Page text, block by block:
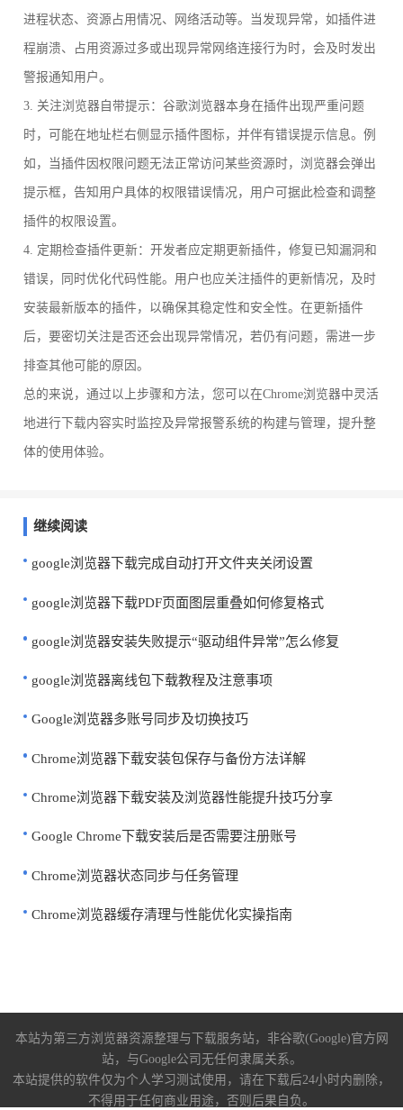
进程状态、资源占用情况、网络活动等。当发现异常，如插件进
程崩溃、占用资源过多或出现异常网络连接行为时，会及时发出
警报通知用户。
3. 关注浏览器自带提示：谷歌浏览器本身在插件出现严重问题
时，可能在地址栏右侧显示插件图标，并伴有错误提示信息。例
如，当插件因权限问题无法正常访问某些资源时，浏览器会弹出
提示框，告知用户具体的权限错误情况，用户可据此检查和调整
插件的权限设置。
4. 定期检查插件更新：开发者应定期更新插件，修复已知漏洞和
错误，同时优化代码性能。用户也应关注插件的更新情况，及时
安装最新版本的插件，以确保其稳定性和安全性。在更新插件
后，要密切关注是否还会出现异常情况，若仍有问题，需进一步
排查其他可能的原因。
总的来说，通过以上步骤和方法，您可以在Chrome浏览器中灵活
地进行下载内容实时监控及异常报警系统的构建与管理，提升整
体的使用体验。
继续阅读
google浏览器下载完成自动打开文件夹关闭设置
google浏览器下载PDF页面图层重叠如何修复格式
google浏览器安装失败提示“驱动组件异常”怎么修复
google浏览器离线包下载教程及注意事项
Google浏览器多账号同步及切换技巧
Chrome浏览器下载安装包保存与备份方法详解
Chrome浏览器下载安装及浏览器性能提升技巧分享
Google Chrome下载安装后是否需要注册账号
Chrome浏览器状态同步与任务管理
Chrome浏览器缓存清理与性能优化实操指南
本站为第三方浏览器资源整理与下载服务站，非谷歌(Google)官方网
站，与Google公司无任何隶属关系。
本站提供的软件仅为个人学习测试使用，请在下载后24小时内删除，
不得用于任何商业用途，否则后果自负。